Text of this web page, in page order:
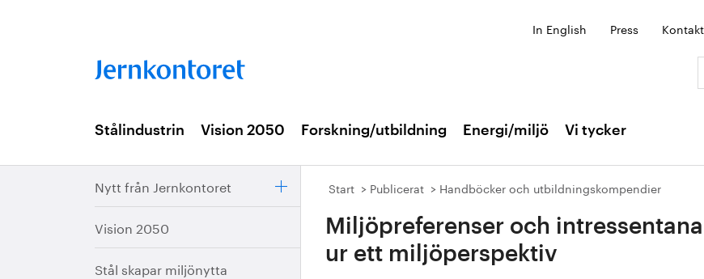
In English Press
Stålindustrin Vision 2050 Forskning/utbildning Energi/miljö Vi tycker
Nytt från Jernkontoret
Vision 2050
Stål skapar miljönytta
Start Publicerat Handböcker och utbildningskompendier
Miljöpreferenser och
ur ett miljöperspektiv